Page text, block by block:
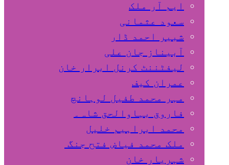
ایم آر ملک
سعود عثمانی
شبیر احمد ڈار
آبیناز جان علی
لیفٹننٹ کرنل ابرار خان
عمران کیف
مہر محمد طفیل لوہانچ
فاروق بہاوالحق شاہ۔
محمد ابراہیم خلیل
ملک محمد فیاض فتح جنگ
شہریار خان